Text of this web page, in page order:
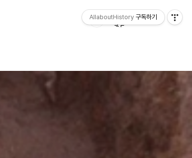
AllaboutHistory 구독하기